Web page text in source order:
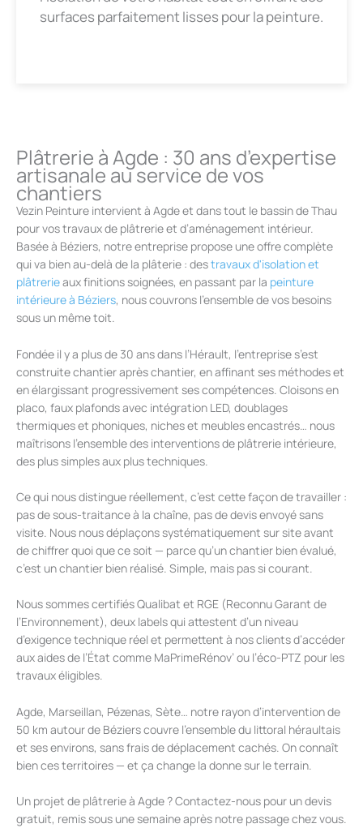
surfaces parfaitement lisses pour la peinture.
Plâtrerie à Agde : 30 ans d’expertise
artisanale au service de vos
chantiers
Vezin Peinture intervient à Agde et dans tout le bassin de Thau
pour vos travaux de plâtrerie et d’aménagement intérieur.
Basée à Béziers, notre entreprise propose une offre complète
qui va bien au-delà de la plâterie : destravaux d'isolation et
plâtrerieaux finitions soignées, en passant par la peinture
intérieure à Béziers, nous couvrons l’ensemble de vos besoins
sous un même toit.
Fondée il y a plus de 30 ans dans l’Hérault, l’entreprise s’est
construite chantier après chantier, en affinant ses méthodes et
en élargissant progressivement ses compétences. Cloisons en
placo, faux plafonds avec intégration LED, doublages
thermiques et phoniques, niches et meubles encastrés… nous
maîtrisons l’ensemble des interventions de plâtrerie intérieure,
des plus simples aux plus techniques.
Ce qui nous distingue réellement, c’est cette façon de travailler :
pas de sous-traitance à la chaîne, pas de devis envoyé sans
visite. Nous nous déplaçons systématiquement sur site avant
de chiffrer quoi que ce soit — parce qu’un chantier bien évalué,
c’est un chantier bien réalisé. Simple, mais pas si courant.
Nous sommes certifiés Qualibat et RGE (Reconnu Garant de
l’Environnement), deux labels qui attestent d’un niveau
d’exigence technique réel et permettent à nos clients d’accéder
aux aides de l’État comme MaPrimeRénov’ ou l’éco-PTZ pour les
travaux éligibles.
Agde, Marseillan, Pézenas, Sète… notre rayon d’intervention de
50 km autour de Béziers couvre l’ensemble du littoral héraultais
et ses environs, sans frais de déplacement cachés. On connaît
bien ces territoires — et ça change la donne sur le terrain.
Un projet de plâtrerie à Agde ? Contactez-nous pour un devis
gratuit, remis sous une semaine après notre passage chez vous.